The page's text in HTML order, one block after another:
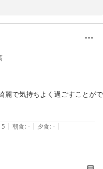
にとって何よりの励みにな
て御利用いただけるよう頑張
」の気持ちでお待ちしてお
麗で気持ちよく過ごすことがで
やすかったです。BBQプラ
すが、部屋にも必要な食器は
。コンビニも徒歩圏内にあっ
けたのがよかったです。また是
た。
5 | 朝食: - | 夕食: - |